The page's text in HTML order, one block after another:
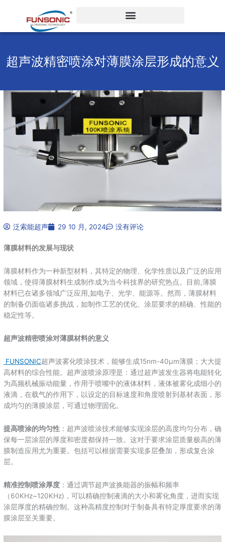
超声波精密喷涂对薄膜涂层形成的意义
泛索能超声 29 10 月, 2024 没有评论
薄膜材料的发展与现状
薄膜材料作为一种新型材料，其特定的物理、化学性质以及广泛的应用
领域，使得薄膜材料生成制作成为当今科技界的研究热点。目前,薄膜
材料已在诸多领域广泛应用,如电子、光学、能源等。然而，薄膜材料
的制备仍面临诸多挑战，如制作工艺的优化、涂层要求的精确、性能的
稳定性等。
超声波精密喷涂对薄膜材料的意义
FUNSONIC超声波雾化喷涂技术，能够生成15nm-40μm薄膜；大大提
高材料的综合性能。超声波喷涂原理是：通过超声波发生器将电能转化
为高频机械振动能量，作用于喷嘴中的液体材料，液体被雾化成细小的
液滴，在载气的作用下，以设定的目标速度和角度喷射到基材表面，形
成均匀的薄膜涂层，可通过物理固化。
提高喷涂的均匀性：超声波喷涂技术能够实现涂层的高度均匀分布，确
保每一层涂层的厚度和密度都保持一致。这对于要求涂层质量极高的薄
膜制造应用尤为重要。包括可以根据需要实现多层叠加，形成复合涂
层。
精准控制喷涂厚度：通过调节超声波换能器的振幅和频率
（60KHz~120KHz)，可以精确控制液滴的大小和雾化角度，进而实现
涂层厚度的精确控制。这种高精度控制对于制备具有特定厚度要求的薄
膜涂层至关重要。